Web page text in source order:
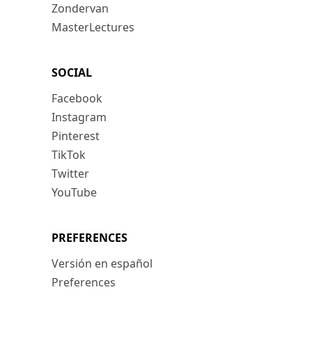
Zondervan
MasterLectures
SOCIAL
Facebook
Instagram
Pinterest
TikTok
Twitter
YouTube
PREFERENCES
Versión en español
Preferences